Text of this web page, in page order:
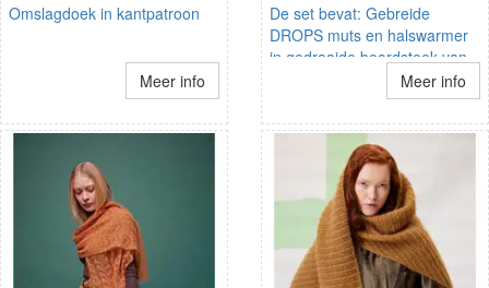
Omslagdoek in kantpatroon
Meer info
De set bevat: Gebreide
DROPS muts en halswarmer
in gedraaide boordsteek van
Meer info